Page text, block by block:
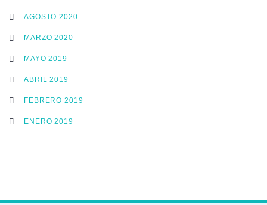
AGOSTO 2020
MARZO 2020
MAYO 2019
ABRIL 2019
FEBRERO 2019
ENERO 2019